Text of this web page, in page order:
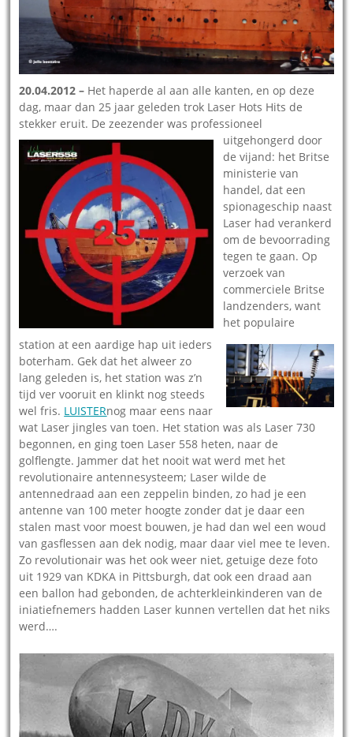
20.04.2012 – Het haperde al aan alle kanten, en op deze
dag, maar dan 25 jaar geleden trok Laser Hots Hits de
stekker eruit. De zeezenderwas professioneel
uitgehongerd door
de vijand: het Britse
ministerie van
handel, dat een
spionageschip naast
Laser had verankerd
om de bevoorrading
tegen te gaan. Op
verzoek van
commerciele Britse
landzenders, want
het populaire
station at een aardige hap uit ieders
boterham. Gek dat het alweer zo
lang geleden is, het station was z’n
tijd ver vooruit en klinkt nog steeds
wel fris. LUISTERnog maar eens naar
wat Laser jingles van toen. Het station was als Laser 730
begonnen, en ging toen Laser 558 heten, naar de
golflengte. Jammer dat het nooit wat werd met het
revolutionaire antennesysteem; Laser wilde de
antennedraad aan een zeppelin binden, zo had je een
antenne van 100 meter hoogte zonder dat je daar een
stalen mast voor moest bouwen, je had dan wel een woud
van gasflessen aan dek nodig, maar daar viel mee te leven.
Zo revolutionair was het ook weer niet, getuige deze foto
uit 1929 van KDKA in Pittsburgh, dat ook een draad aan
een ballon had gebonden, de achterkleinkinderen van de
iniatiefnemers hadden Laser kunnen vertellen dat het niks
werd….